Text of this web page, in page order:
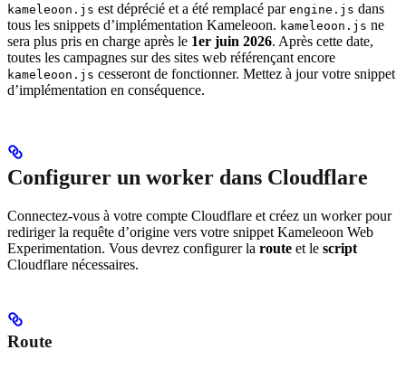
kameleoon.js est déprécié et a été remplacé par engine.js dans
tous les snippets d’implémentation Kameleoon. kameleoon.js ne
sera plus pris en charge après le 1er juin 2026. Après cette date,
toutes les campagnes sur des sites web référençant encore
kameleoon.js cesseront de fonctionner. Mettez à jour votre snippet
d’implémentation en conséquence.
Configurer un worker dans Cloudflare
Connectez-vous à votre compte Cloudflare et créez un worker pour
rediriger la requête d’origine vers votre snippet Kameleoon Web
Experimentation. Vous devrez configurer la route et le script
Cloudflare nécessaires.
Route